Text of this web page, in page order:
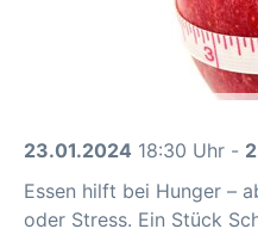
23.01.2024 18:30 Uhr -
Essen hilft bei Hunger –
oder Stress. Ein Stück